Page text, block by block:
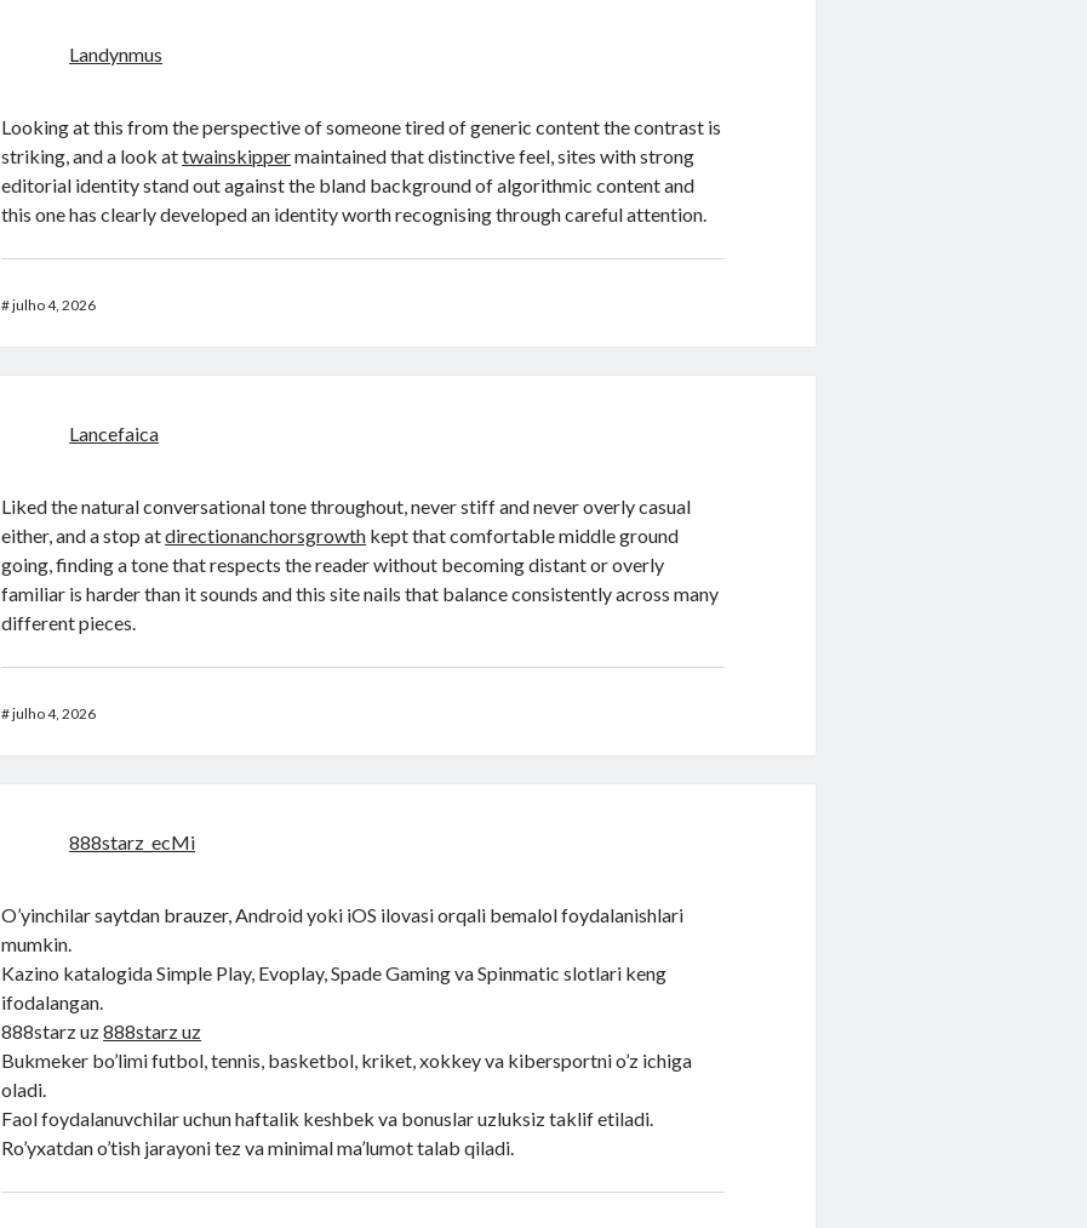
Landynmus
Looking at this from the perspective of someone tired of generic content the contrast is
striking, and a look attwainskippermaintained that distinctive feel, sites with strong
editorial identity stand out against the bland background of algorithmic content and
this one has clearly developed an identity worth recognising through careful attention.
#julho 4, 2026
Lancefaica
Liked the natural conversational tone throughout, never stiff and never overly casual
either, and a stop atdirectionanchorsgrowth kept that comfortable middle ground
going, finding a tone that respects the reader without becoming distant or overly
familiar is harder than it sounds and this site nails that balance consistently across many
different pieces.
#julho 4, 2026
888starz_ecMi
O’yinchilar saytdan brauzer, Android yoki iOS ilovasi orqali bemalol foydalanishlari
mumkin.
Kazino katalogida Simple Play, Evoplay, Spade Gaming va Spinmatic slotlari keng
ifodalangan.
888starz uz888starz uz
Bukmeker bo’limi futbol, tennis, basketbol, kriket, xokkey va kibersportni o’z ichiga
oladi.
Faol foydalanuvchilar uchun haftalik keshbek va bonuslar uzluksiz taklif etiladi.
Ro’yxatdan o’tish jarayoni tez va minimal ma’lumot talab qiladi.